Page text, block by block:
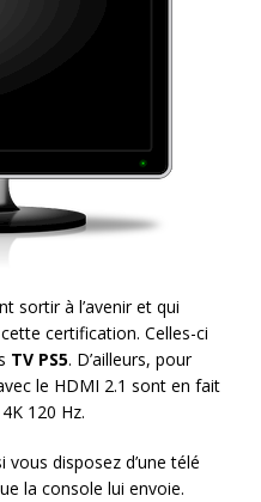
sortir à l’avenir et qui
certification. Celles-ci
TV PS5. D’ailleurs, pour
le HDMI 2.1 sont en fait
120 Hz.
vous disposez d’une télé
la console lui envoie.